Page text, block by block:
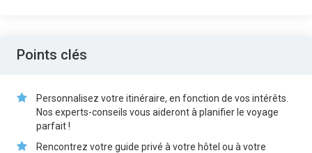
Points clés
Personnalisez votre itinéraire, en fonction de vos intérêts.
Nos experts-conseils vous aideront à planifier le voyage
parfait !
Rencontrez votre guide privé à votre hôtel ou à votre